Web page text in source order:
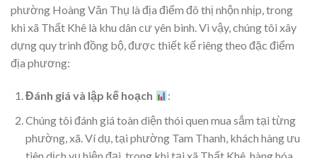
phường Hoàng Văn Thụ là địa điểm đô thị nhộn nhịp, trong
khi xã Thất Khê là khu dân cư yên bình. Vì vậy, chúng tôi xây
dựng quy trình đồng bộ, được thiết kế riêng theo đặc điểm
địa phương:
Đánh giá và lập kế hoạch
:
Chúng tôi đánh giá toàn diện thói quen mua sắm tại từng
phường, xã. Ví dụ, tại phường Tam Thanh, khách hàng ưu
tiên dịch vụ hiện đại, trong khi tại xã Thất Khê, hàng hóa